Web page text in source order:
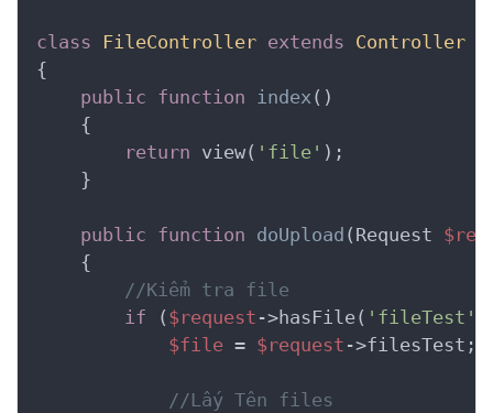
class FileController extends Controller
{
public function index()
    {
return view( 'file' );
    }
public function doUpload (Request
    {
//Kiểm tra file
if ( $request ->hasFile( 'fileTest'
$file = $request ->filesTest;
//Lấy Tên files